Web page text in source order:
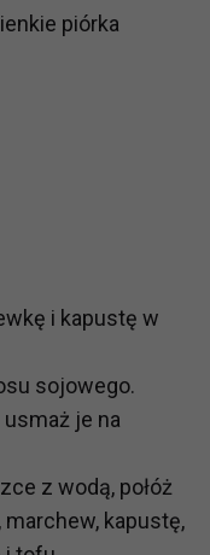
piórka
i kapustę w
sojowego.
je na
z wodą, połóż
marchew, kapustę,